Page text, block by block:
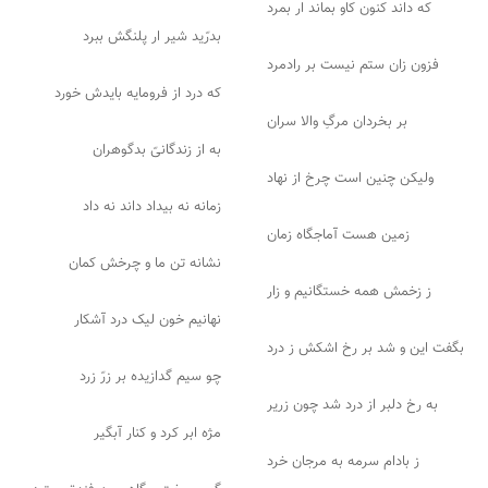
که داند کنون کاو بماند ار بمرد
بدرّید شیر ار پلنگش ببرد
فزون زان ستم نیست بر رادمرد
که درد از فرومایه بایدش خورد
بر بخردان مرگِ والا سران
به از زندگانیّ بدگوهران
ولیکن چنین است چرخ از نهاد
زمانه نه بیداد داند نه داد
زمین هست آماجگاه زمان
نشانه تن ما و چرخش کمان
ز زخمش همه خستگانیم و زار
نهانیم خون لیک درد آشکار
بگفت این و شد بر رخ اشکش ز درد
چو سیم گدازیده بر زرّ زرد
به رخ دلبر از درد شد چون زریر
مژه ابر کرد و کنار آبگیر
ز بادام سرمه به مرجان خرد